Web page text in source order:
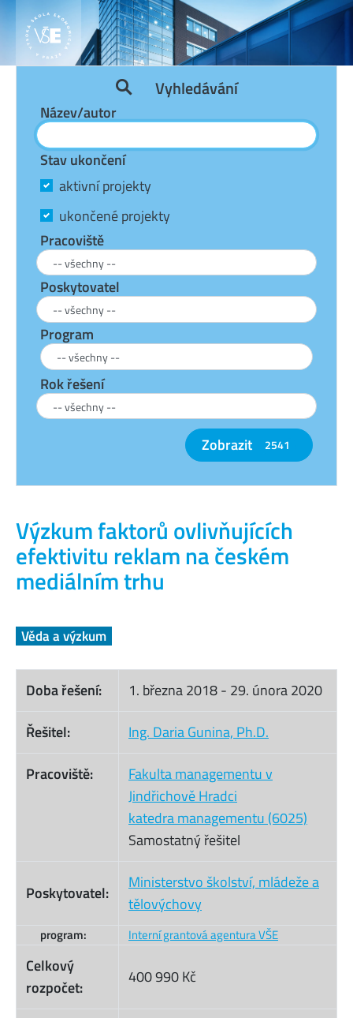
Výzkum faktorů ovlivňujících
efektivitu reklam na českém
mediálním trhu
Věda a výzkum
Doba řešení: 1. března 2018- 29. února 2020
Řešitel:
Ing. Daria Gunina, Ph.D.
Pracoviště:
Fakulta managementu v
Jindřichově Hradci
katedra managementu (6025)
Samostatný řešitel
Poskytovatel:
Ministerstvo školství, mládeže a
tělovýchovy
program: Interní grantová agentura VŠE
Celkový
rozpočet:
400 990 Kč
Vyhledávání
Název/autor
Stav ukončení
aktivní projekty
ukončené projekty
Pracoviště
Poskytovatel
Program
Rok řešení
Zobrazit 2541